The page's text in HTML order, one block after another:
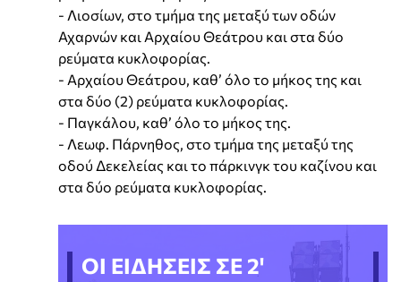
- Λιοσίων, στο τμήμα της μεταξύ των οδών
Αχαρνών και Αρχαίου Θεάτρου και στα δύο
ρεύματα κυκλοφορίας.
- Αρχαίου Θεάτρου, καθ’ όλο το μήκος της και
στα δύο (2) ρεύματα κυκλοφορίας.
- Παγκάλου, καθ’ όλο το μήκος της.
- Λεωφ. Πάρνηθος, στο τμήμα της μεταξύ της
οδού Δεκελείας και το πάρκινγκ του καζίνου και
στα δύο ρεύματα κυκλοφορίας.
ΟΙ ΕΙΔΗΣΕΙΣ ΣΕ 2'